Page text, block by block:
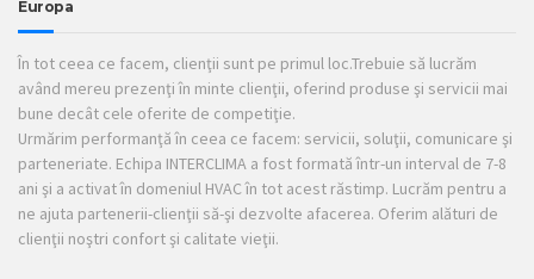
Europa
În tot ceea ce facem, clienţii sunt pe primul loc.Trebuie să lucrăm
având mereu prezenţi în minte clienţii, oferind produse şi servicii mai
bune decât cele oferite de competiţie.
Urmărim performanţă în ceea ce facem: servicii, soluţii, comunicare şi
parteneriate. Echipa INTERCLIMA a fost formată într-un interval de 7-8
ani şi a activat în domeniul HVAC în tot acest răstimp. Lucrăm pentru a
ne ajuta partenerii-clienţii să-şi dezvolte afacerea. Oferim alături de
clienţii noştri confort şi calitate vieţii.